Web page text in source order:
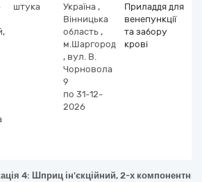
штука
Україна ,
Вінницька
область ,
м.Шаргород
, вул. В.
Чорновола
9
по 31-12-
2026
Приладдя для
венепункції
та забору
крові
4: Шприц ін'єкційний, 2-х